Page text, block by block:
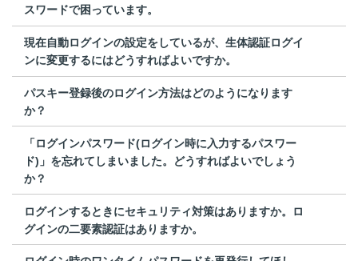
スワードで困っています。
現在自動ログインの設定をしているが、生体認証ログイ
ンに変更するにはどうすればよいですか。
パスキー登録後のログイン方法はどのようになります
か？
「ログインパスワード(ログイン時に入力するパスワー
ド)」を忘れてしまいました。どうすればよいでしょう
か？
ログインするときにセキュリティ対策はありますか。ロ
グインの二要素認証はありますか。